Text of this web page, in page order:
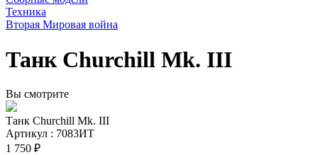
Техника
Вторая Мировая война
Танк Churchill Mk. III
Вы смотрите
Танк Churchill Mk. III
Артикул : 7083ИТ
1 750 ₽